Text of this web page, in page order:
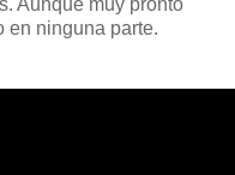
Aunque muy pronto
en ninguna parte.